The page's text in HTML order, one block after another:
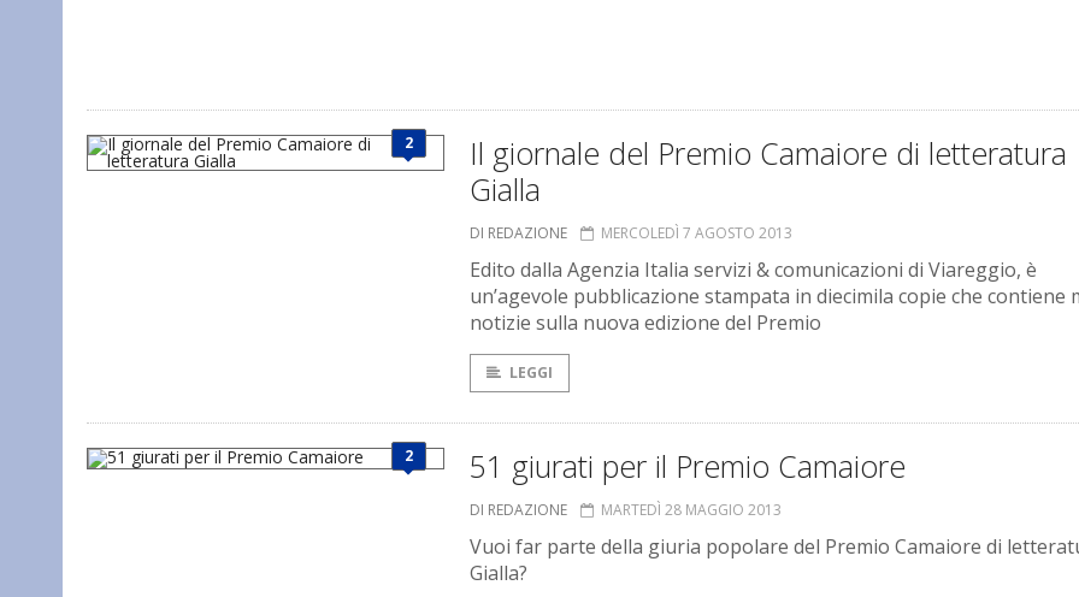
2
Il giornale del Premio Camaiore di letteratura
Gialla
DI REDAZIONE MERCOLEDÌ 7 AGOSTO 2013
Edito dalla Agenzia Italia servizi & comunicazioni di Viareggio, è
un’agevole pubblicazione stampata in diecimila copie che contiene
notizie sulla nuova edizione del Premio
LEGGI
2 51 giurati per il Premio Camaiore
DI REDAZIONE MARTEDÌ 28 MAGGIO 2013
Vuoi far parte della giuria popolare del Premio Camaiore di
Gialla?